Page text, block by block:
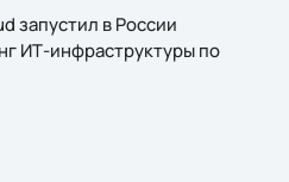
запустил в России
ИТ-инфраструктуры по